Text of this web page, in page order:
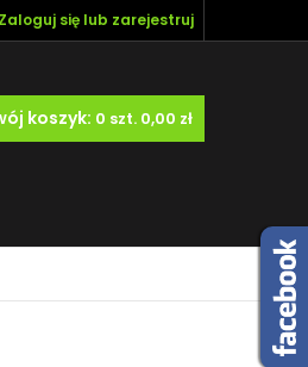
Zaloguj się lub zarejestruj
koszyk: 0 szt. 0,00 zł